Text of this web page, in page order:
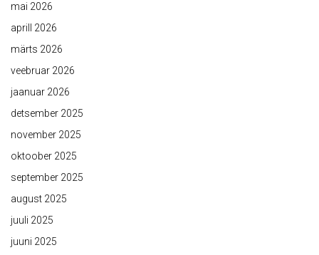
mai 2026
aprill 2026
märts 2026
veebruar 2026
jaanuar 2026
detsember 2025
november 2025
oktoober 2025
september 2025
august 2025
juuli 2025
juuni 2025